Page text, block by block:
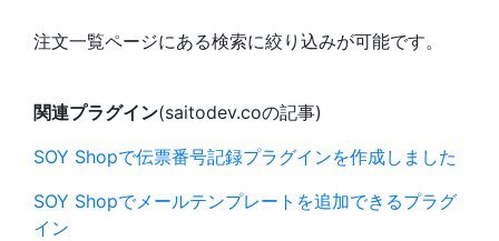
注文一覧ページにある検索に絞り込みが可能です。
関連プラグイン(saitodev.coの記事)
SOY Shopで伝票番号記録プラグインを作成しました
SOY Shopでメールテンプレートを追加できるプラグ
イン